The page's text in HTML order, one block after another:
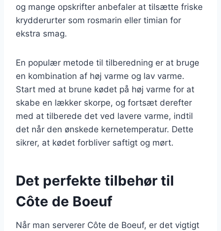
og mange opskrifter anbefaler at tilsætte friske
krydderurter som rosmarin eller timian for
ekstra smag.
En populær metode til tilberedning er at bruge
en kombination af høj varme og lav varme.
Start med at brune kødet på høj varme for at
skabe en lækker skorpe, og fortsæt derefter
med at tilberede det ved lavere varme, indtil
det når den ønskede kernetemperatur. Dette
sikrer, at kødet forbliver saftigt og mørt.
Det perfekte tilbehør til
Côte de Boeuf
Når man serverer Côte de Boeuf, er det vigtigt